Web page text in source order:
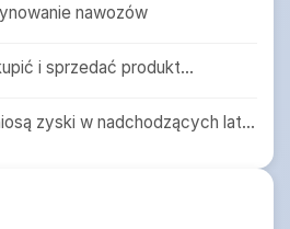
nawozów
i sprzedać produkt...
zyski w nadchodzących lat...